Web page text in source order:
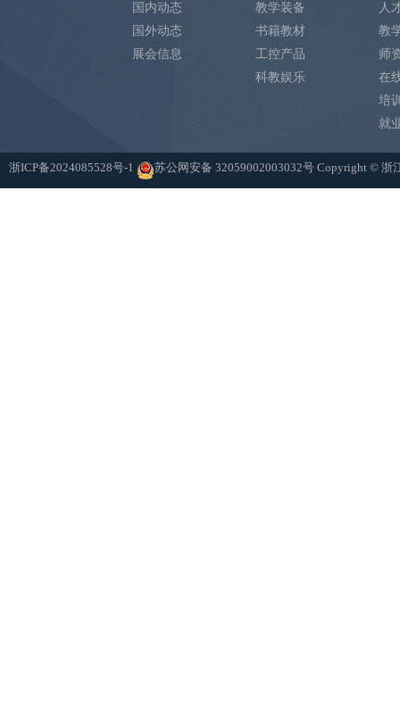
国内动态
国外动态
展会信息
教学装备
书籍教材
工控产品
科教娱乐
人
教
师
在
培
就
浙ICP备2024085528号-1 苏公网安备 32059002003032号 Copyright ©